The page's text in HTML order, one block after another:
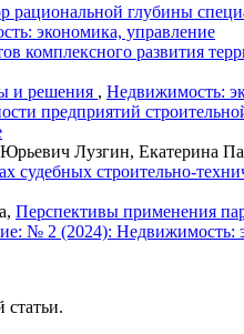
рациональной глубины
экономика, управление
комплексного развития
и решения , Недвижимость:
предприятий
Лузгин, Екатерина
строительно-
Перспективы применения
№ 2 (2024): Недвижимость:
статьи.